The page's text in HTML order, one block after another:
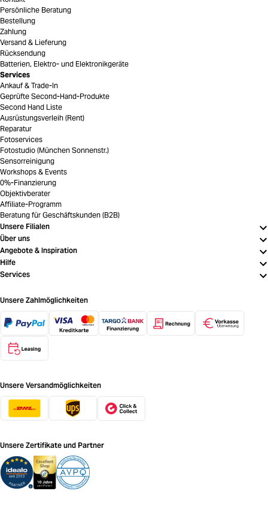
Persönliche Beratung
Bestellung
Zahlung
Versand & Lieferung
Rücksendung
Batterien, Elektro- und Elektronikgeräte
Services
Ankauf & Trade-In
Geprüfte Second-Hand-Produkte
Second Hand Liste
Ausrüstungsverleih (Rent)
Reparatur
Fotoservices
Fotostudio (München Sonnenstr.)
Sensorreinigung
Workshops & Events
0%-Finanzierung
Objektivberater
Affiliate-Programm
Beratung für Geschäftskunden (B2B)
Unsere Filialen
Über uns
Angebote & Inspiration
Hilfe
Services
Unsere Zahlmöglichkeiten
Unsere Versandmöglichkeiten
Unsere Zertifikate und Partner